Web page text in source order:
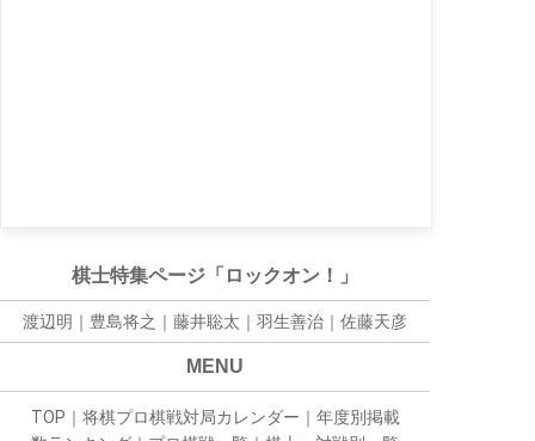
棋士特集ページ「ロックオン！」
渡辺明｜ 豊島将之 ｜ 藤井聡太 ｜ 羽生善治 ｜ 佐藤天彦
MENU
TOP ｜ 将棋プロ棋戦対局カレンダー ｜ 年度別掲載